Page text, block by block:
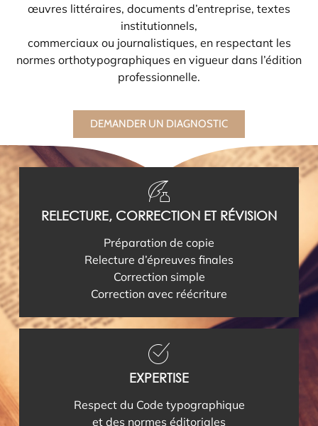
œuvres littéraires, documents d’entreprise, textes
institutionnels,
commerciaux ou journalistiques, en respectant les
normes orthotypographiques en vigueur dans l’édition
professionnelle.
DEMANDER UN DIAGNOSTIC
RELECTURE, CORRECTION ET RÉVISION
Préparation de copie
Relecture d’épreuves finales
Correction simple
Correction avec réécriture
EXPERTISE
Respect du Code typographique
et des normes éditoriales